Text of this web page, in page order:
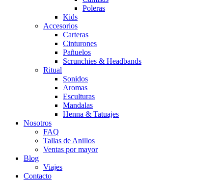
Poleras
Kids
Accesorios
Carteras
Cinturones
Pañuelos
Scrunchies & Headbands
Ritual
Sonidos
Aromas
Esculturas
Mandalas
Henna & Tatuajes
Nosotros
FAQ
Tallas de Anillos
Ventas por mayor
Blog
Viajes
Contacto